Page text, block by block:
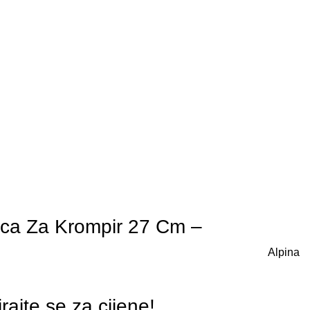
Za Krompir 27 Cm –
Alpina